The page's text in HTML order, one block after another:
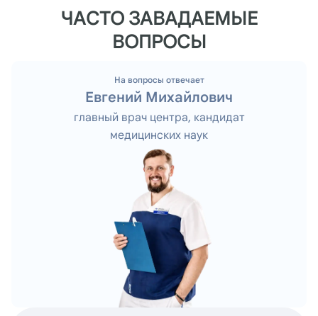
ЧАСТО ЗАВАДАЕМЫЕ
ВОПРОСЫ
На вопросы отвечает
Евгений Михайлович
главный врач центра, кандидат
медицинских наук